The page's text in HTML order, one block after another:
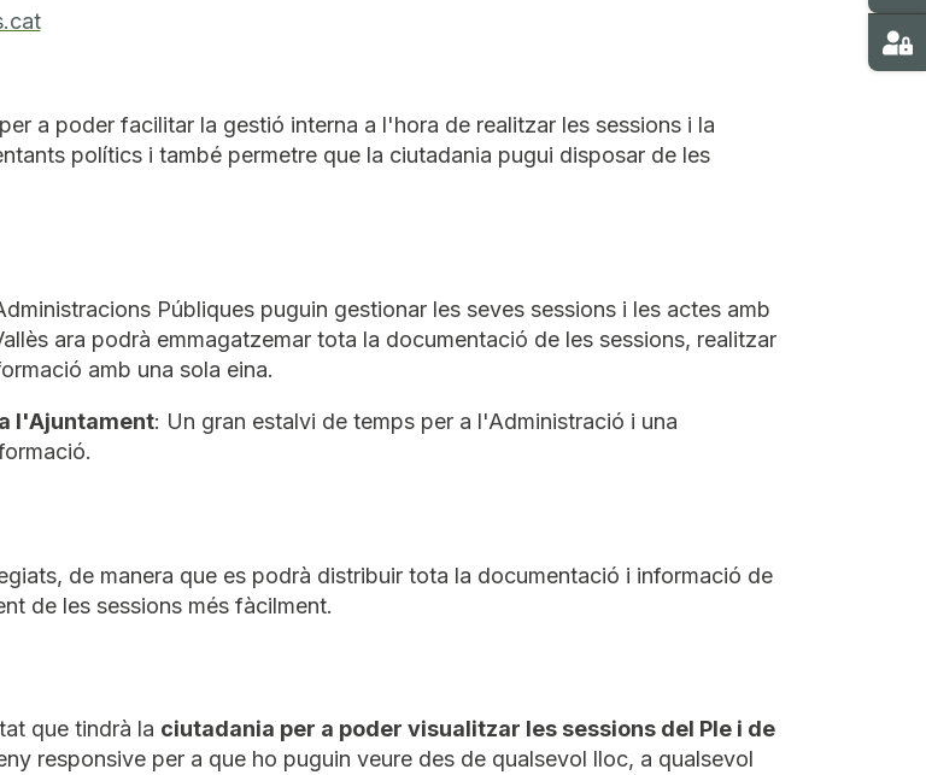
a poder facilitar la gestió interna a l'hora de realitzar les sessions i la
polítics i també permetre que la ciutadania pugui disposar de les
Públiques puguin gestionar les seves sessions i les actes amb
ara podrà emmagatzemar tota la documentació de les sessions, realitzar
amb una sola eina.
l'Ajuntament: Un gran estalvi de temps per a l'Administració i una
de manera que es podrà distribuir tota la documentació i informació de
de les sessions més fàcilment.
que tindrà la ciutadania per a poder visualitzar les sessions del Ple i de
responsive per a que ho puguin veure des de qualsevol lloc, a qualsevol